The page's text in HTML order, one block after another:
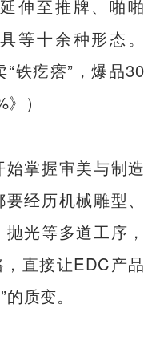
伸至推牌、啪啪
等十余种形态。
“铁疙瘩”，爆品30
）
掌握审美与制造
经历机械雕型、
光等多道工序，
直接让EDC产品
质变。